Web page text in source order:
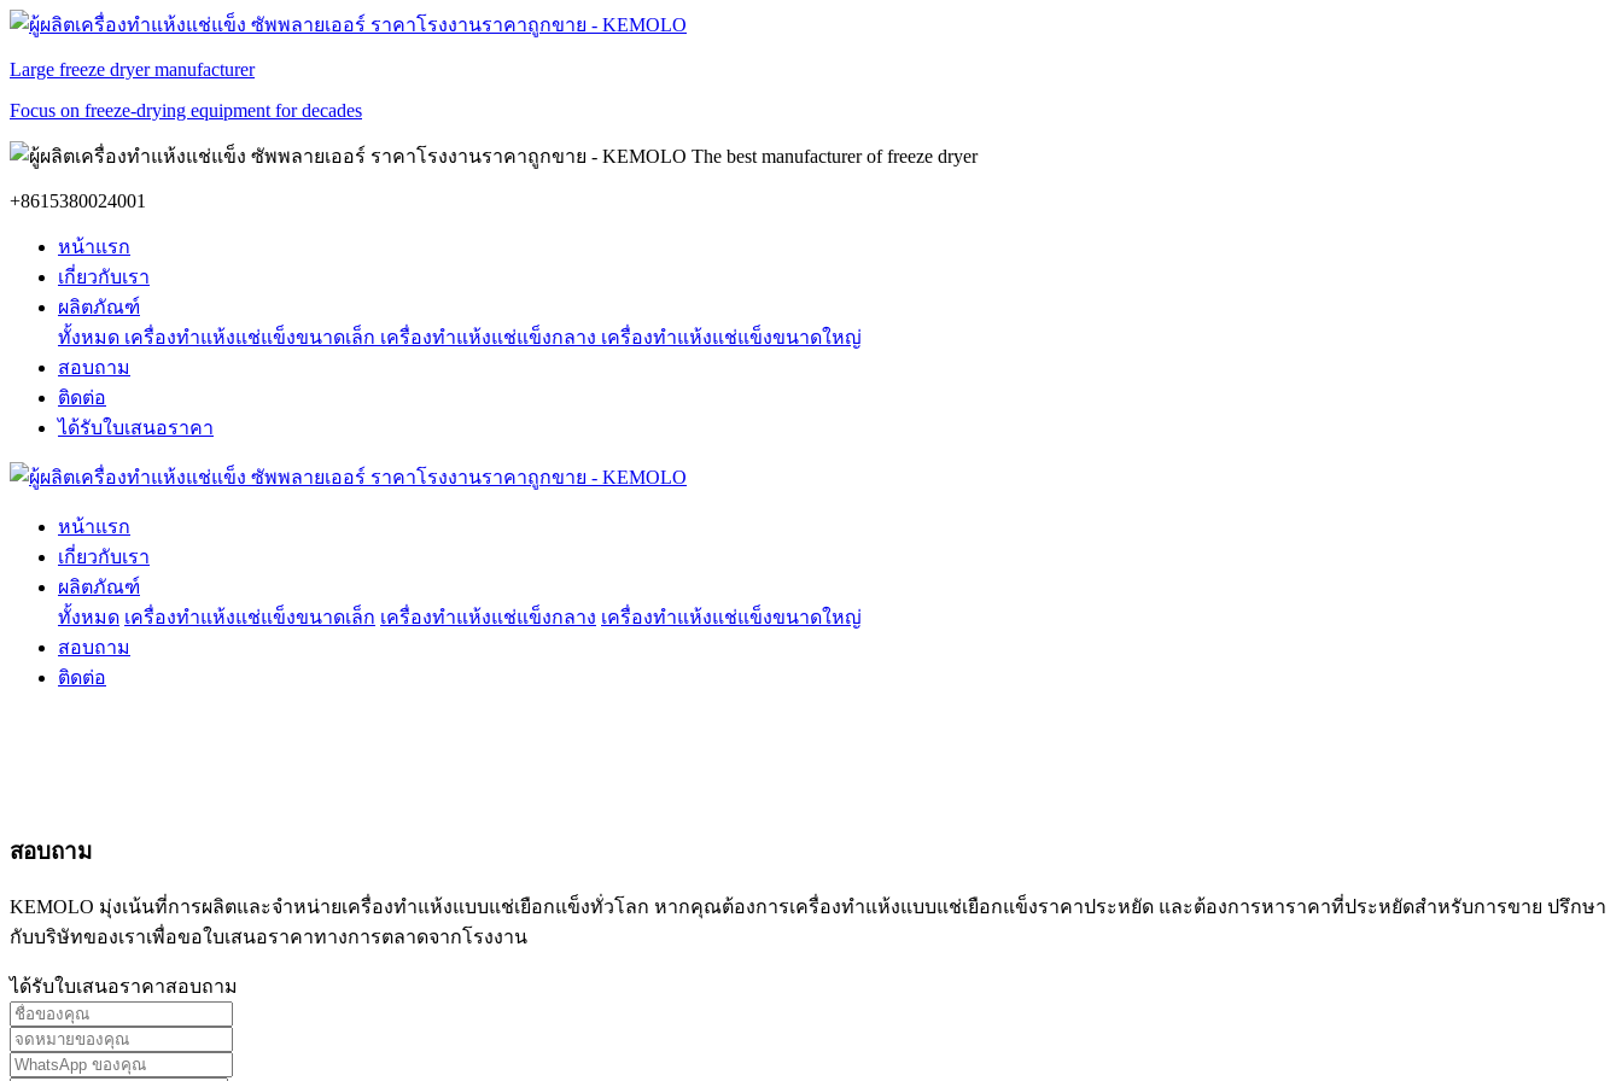
Large freeze dryer manufacturer
Focus on freeze-drying equipment for decades
The best manufacturer of freeze dryer
+8615380024001
หน้าแรก
เกี่ยวกับเรา
ผลิตภัณฑ์
ทั้งหมด เครื่องทำแห้งแช่แข็งขนาดเล็ก เครื่องทำแห้งแช่แข็งกลาง เครื่องทำแห้งแช่แข็งขนาดใหญ่
สอบถาม
ติดต่อ
ได้รับใบเสนอราคา
หน้าแรก
เกี่ยวกับเรา
ผลิตภัณฑ์
ทั้งหมด เครื่องทำแห้งแช่แข็งขนาดเล็ก เครื่องทำแห้งแช่แข็งกลาง เครื่องทำแห้งแช่แข็งขนาดใหญ่
สอบถาม
ติดต่อ
สอบถาม
KEMOLO มุ่งเน้นที่การผลิตและจำหน่ายเครื่องทำแห้งแบบแช่เยือกแข็งทั่วโลก หากคุณต้องการเครื่องทำแห้งแบบแช่เยือกแข็งราคาประหยัด และต้องการหาราคาที่ประหยัดสำหรับการขาย ปรึกษา
กับบริษัทของเราเพื่อขอใบเสนอราคาทางการตลาดจากโรงงาน
ได้รับใบเสนอราคาสอบถาม